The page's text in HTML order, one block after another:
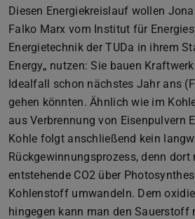
Diesen Energiekreislauf wollen
Falko Marx vom Institut für
Energietechnik der TUDa in ihrem
Energy„ nutzen: Sie bauen
Idealfall schon nächstes Jahr ans
gehen könnten. Ähnlich wie im
aus Verbrennung von Eisenpulvern
Kohle folgt anschließend kein
Rückgewinnungsprozess, denn
entstehende CO2 über
Kohlenstoff umwandeln. Dem
hingegen kann man den Sauerstoff